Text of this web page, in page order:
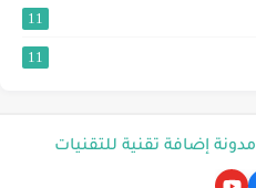
11
11
مدونة إضافة تقنية للتقنيات